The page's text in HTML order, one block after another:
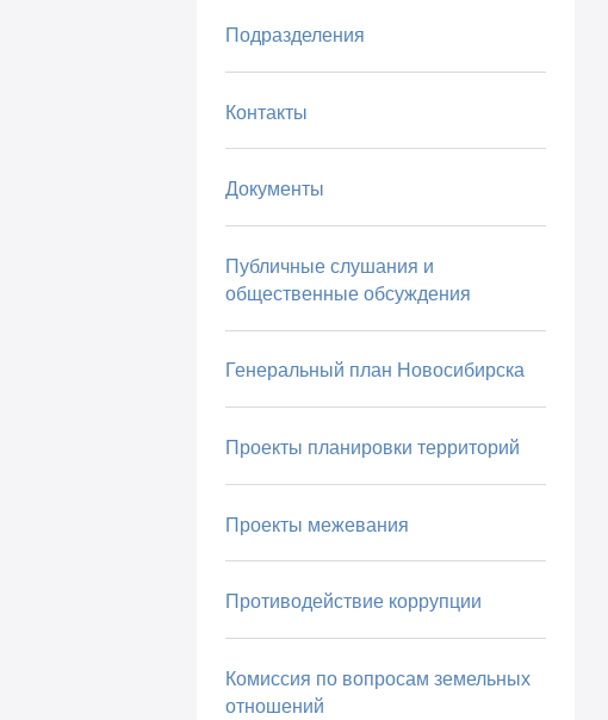
Подразделения
Контакты
Документы
Публичные слушания и
общественные обсуждения
Генеральный план Новосибирска
Проекты планировки территорий
Проекты межевания
Противодействие коррупции
Комиссия по вопросам земельных
отношений